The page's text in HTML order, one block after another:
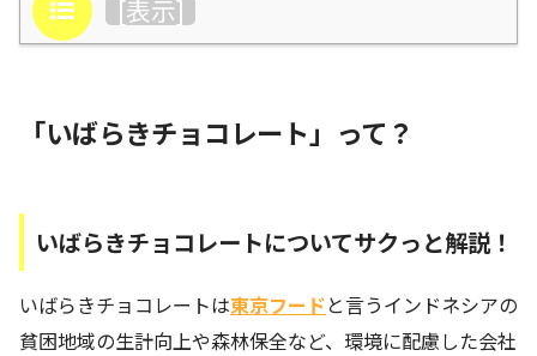
[表示]
「いばらきチョコレート」って？
いばらきチョコレートについてサクっと解説！
いばらきチョコレートは東京フードと言うインドネシアの
貧困地域の生計向上や森林保全など、環境に配慮した会社